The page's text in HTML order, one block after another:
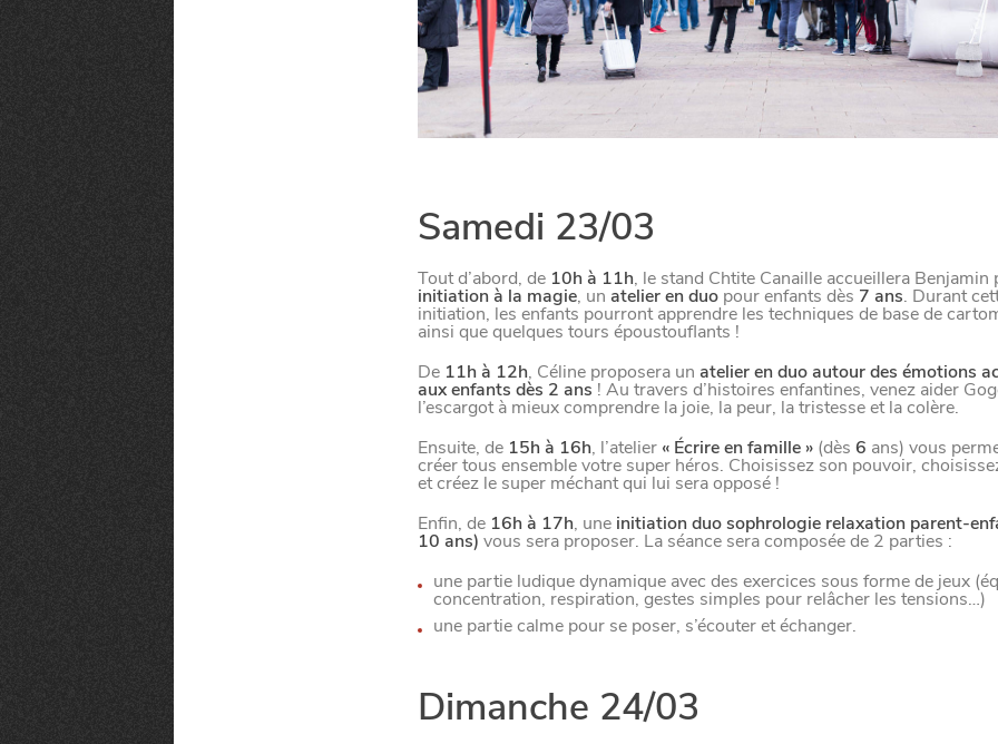
M
A
N
G
E
R
C
O
M
M
E
U
N
H
T
I
M
SORTIR LA NUIT
SE DIVERTIR
C
H
A
N
G
E
R
D
E
L
’
O
R
D
I
N
A
I
R
E
CHTITE CANAILLE
LE GUIDE DES FAMILLLES
VIVRE DANS LE NORD
L
E
S
D
E
R
N
I
È
R
E
S
A
C
T
S
D
U
O
R
Samedi 23/03
Tout d’abord, de 10h à 11h, le stand Chtite Canaille accueillera Benjamin
initiation à la magie, un atelier en duopour enfants dès 7 ans. Durant
initiation, les enfants pourront apprendre les techniques de base de
ainsi que quelques tours époustouflants !
De 11h à 12h, Céline proposera un atelier en duo autour des émotions
aux enfants dès 2 ans ! Au travers d’histoires enfantines, venez aider
l’escargot à mieux comprendre la joie, la peur, la tristesse et la colère.
Ensuite, de 15h à 16h, l’atelier « Écrire en famille »(dès 6 ans) vous
créer tous ensemble votre super héros. Choisissez son pouvoir,
et créez le super méchant qui lui sera opposé !
Enfin, de16h à 17h, une initiation duo sophrologie relaxation parent-
10 ans) vous sera proposer. La séance sera composée de 2 parties :
une partie ludique dynamique avec des exercices sous forme de jeux
concentration, respiration, gestes simples pour relâcher les tensions…)
une partie calme pour se poser, s’écouter et échanger.
Dimanche 24/03